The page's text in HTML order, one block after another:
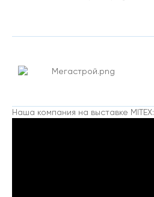
Наша компания на выставке MITEX: